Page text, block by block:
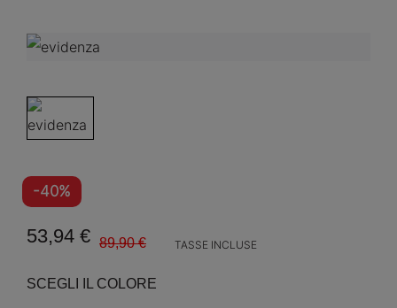
-40%
53,94 € 89,90 € TASSE INCLUSE
SCEGLI IL COLORE